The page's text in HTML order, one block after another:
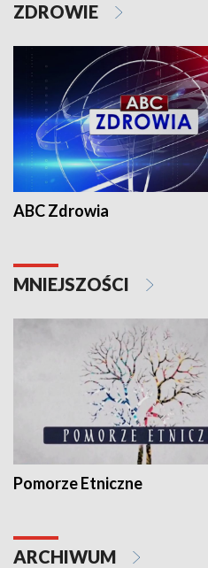
ZDROWIE
ABC Zdrowia
MNIEJSZOŚCI
Pomorze Etniczne
ARCHIWUM